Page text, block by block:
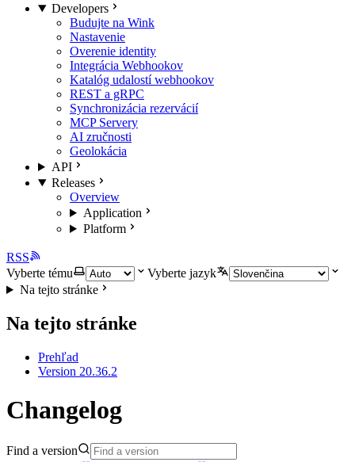
Developers
Budujte na Wink
Nastavenie
Overenie identity
Integrácia Webhookov
Katalóg udalostí webhookov
REST a gRPC
Synchronizácia rezervácií
MCP Servery
AI zručnosti
Geolokácia
API
Releases
Overview
Application
Platform
RSS
Vyberte tému
Vyberte jazyk
Na tejto stránke
Na tejto stránke
Prehľad
Version 20.36.2
Changelog
Find a version